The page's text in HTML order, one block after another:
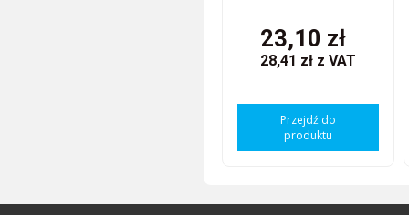
23,10 zł
28,41 zł z VAT
Przejdź do
produktu